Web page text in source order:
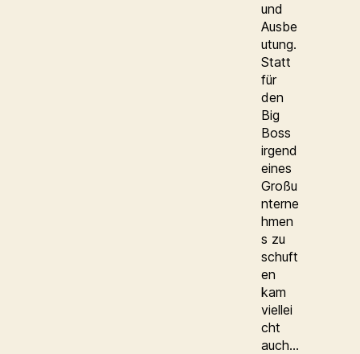
und
Ausbe
utung.
Statt
für
den
Big
Boss
irgend
eines
Großu
nterne
hmen
s zu
schuft
en
kam
viellei
cht
auch…